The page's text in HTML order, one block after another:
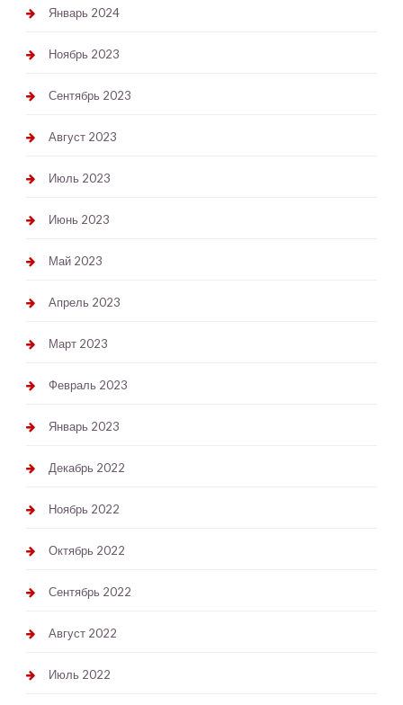
Январь 2024
Ноябрь 2023
Сентябрь 2023
Август 2023
Июль 2023
Июнь 2023
Май 2023
Апрель 2023
Март 2023
Февраль 2023
Январь 2023
Декабрь 2022
Ноябрь 2022
Октябрь 2022
Сентябрь 2022
Август 2022
Июль 2022